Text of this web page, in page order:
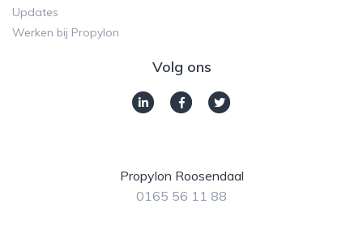
Updates
Werken bij Propylon
Volg ons
Propylon Roosendaal
0165 56 11 88